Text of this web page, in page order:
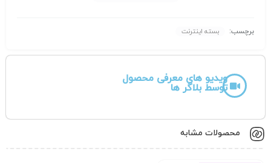
سپنتا با افتخار به عنوان میزبان وفادارتان با بیشترین رضایت
دسترس مشتریان هستیم. در سپنتا ما با شعار دسترسی آسان
اینترنت برای همه با ارائه طرح های تشویقی متناسب با هر بودجه
لازم بذکر است دامنه ی گستره ی تحت پوشش این اپراتور مانند
برچسب: بسته اینترنت
ویدیو های معرفی محصول
توسط بلاگر ها
محصولات مشابه